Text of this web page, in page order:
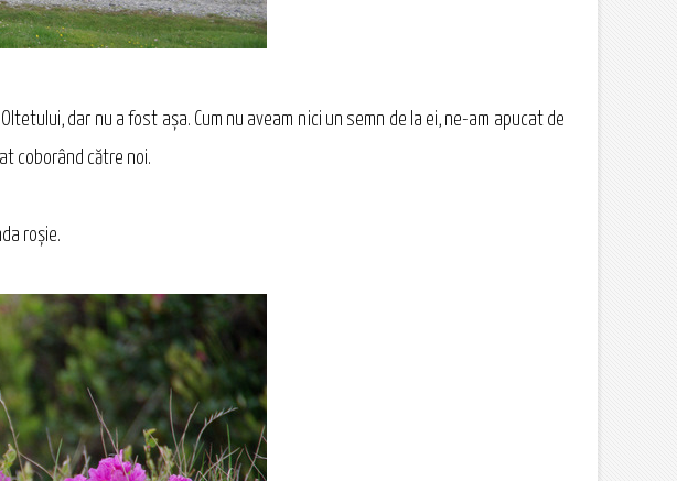
dar nu a fost aşa. Cum nu aveam nici un semn de la ei, ne-am apucat de
coborând către noi.
roşie.